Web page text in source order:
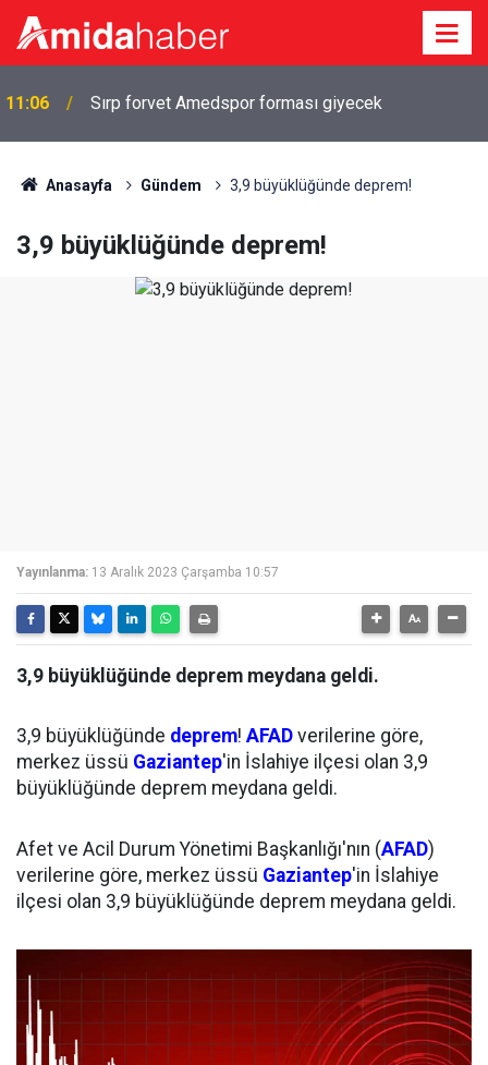
11:06 Sırp forvet Amedspor forması giyecek
Anasayfa Gündem 3,9 büyüklüğünde deprem!
3,9 büyüklüğünde deprem!
Yayınlanma: 13 Aralık 2023 Çarşamba 10:57
3,9 büyüklüğünde deprem meydana geldi.
3,9 büyüklüğünde deprem! AFAD verilerine göre,
merkez üssü Gaziantep'in İslahiye ilçesi olan 3,9
büyüklüğünde deprem meydana geldi.
Afet ve Acil Durum Yönetimi Başkanlığı'nın (AFAD)
verilerine göre, merkez üssü Gaziantep'in İslahiye
ilçesi olan 3,9 büyüklüğünde deprem meydana geldi.